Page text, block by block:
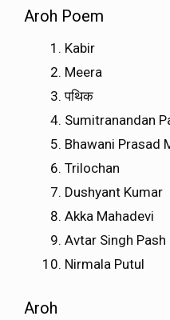
Aroh Poem
Kabir
Meera
पथिक
Sumitranandan
Bhawani Prasad
Trilochan
Dushyant Kumar
Akka Mahadevi
Avtar Singh Pash
Nirmala Putul
Aroh